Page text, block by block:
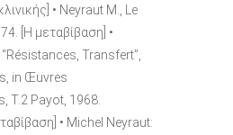
• Neyraut M., Le
[Η μεταβίβαση] •
Transfert”,
in Œuvres
T.2 Payot, 1968.
• Michel Neyraut: